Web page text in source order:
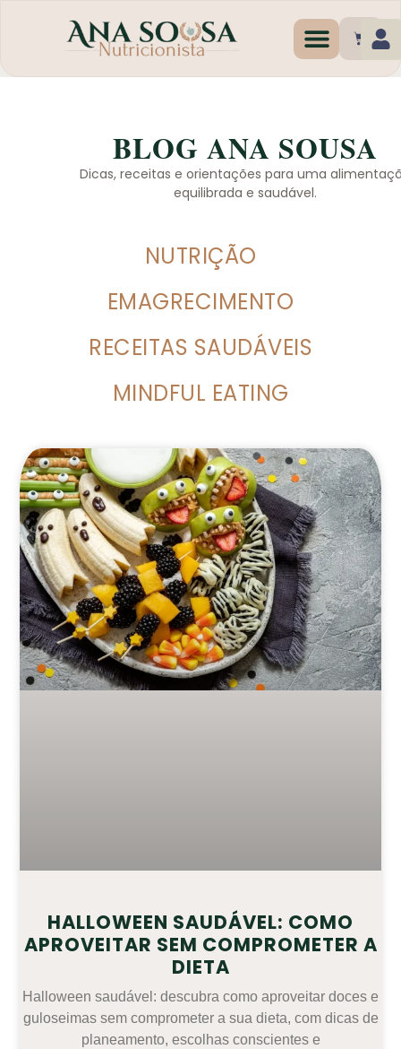
BLOG ANA SOUSA
Dicas, receitas e orientações para uma
equilibrada e saudável.
NUTRIÇÃO
EMAGRECIMENTO
RECEITAS SAUDÁVEIS
MINDFUL EATING
HALLOWEEN SAUDÁVEL: COMO
APROVEITAR SEM COMPROMETER A
DIETA
Halloween saudável: descubra como aproveitar doces e
guloseimas sem comprometer a sua dieta, com dicas de
planeamento, escolhas conscientes e